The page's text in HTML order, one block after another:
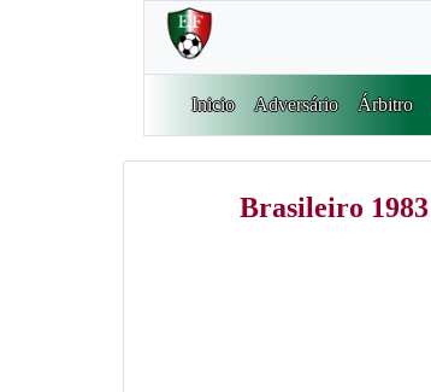
Inicio Adversário Árbitro
Brasileiro 1983